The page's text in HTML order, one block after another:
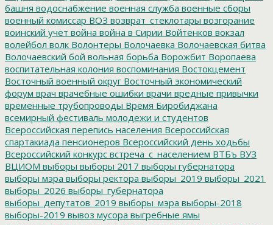
башня водоснабжение военная служба военные сборы
военный комиссар ВОЗ возврат_стеклотары возгорание
воинский учет война война в Сирии Войтенков вокзал
волейбол волк Волонтеры Волочаевка Волочаевская битва
Волочаевский бой вольная борьба Ворожбит Воропаева
воспитательная колония воспоминания Востокцемент
Восточный военный округ Восточный экономический
форум врач врачебные ошибки врачи вредные привычки
временные трубопроводы Время Биробиджана
всемирный фестиваль молодежи и студентов
Всероссийская перепись населения Всероссийская
спартакиада пенсионеров Всероссийский день ходьбы
Всероссийский конкурс встреча_с_населением ВТБъ ВУЗ
ВЦИОМ выборы выборы 2017 выборы губернатора
выборы мэра выборы ректора выборы_2019 выборы_2021
выборы_2026 выборы_губернатора
выборы_депутатов_2019 выборы_мэра выборы-2018
выборы-2019 вывоз мусора выгребные ямы